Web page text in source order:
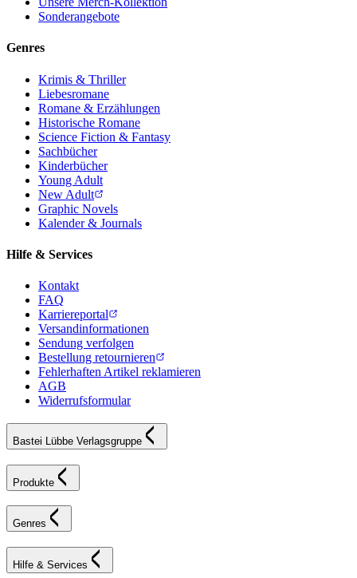
Sonderangebote
Genres
Krimis & Thriller
Liebesromane
Romane & Erzählungen
Historische Romane
Science Fiction & Fantasy
Sachbücher
Kinderbücher
Young Adult
New Adult
Graphic Novels
Kalender & Journals
Hilfe & Services
Kontakt
FAQ
Karriereportal
Versandinformationen
Sendung verfolgen
Bestellung retournieren
Fehlerhaften Artikel reklamieren
AGB
Widerrufsformular
Bastei Lübbe Verlagsgruppe
Produkte
Genres
Hilfe & Services